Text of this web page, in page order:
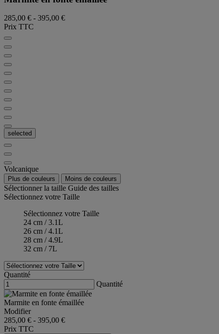
285,00 € - 395,00 €
Prix TTC
selected
Volcanique
Plus de couleurs Moins de couleurs
Sélectionner la taille Guide des tailles
Sélectionnez votre Taille
Sélectionnez votre Taille
24 cm / 3.1L
26 cm / 4.1L
28 cm / 4.9L
32 cm / 7L
Quantité
Quantité
Marmite en fonte émaillée
Modifier
285,00 € - 395,00 €
Prix TTC